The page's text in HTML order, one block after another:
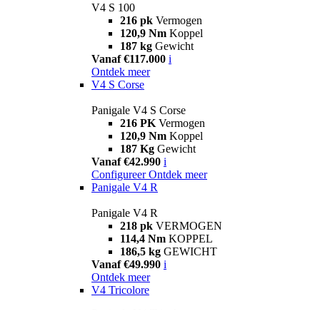
V4 S 100
216 pk Vermogen
120,9 Nm Koppel
187 kg Gewicht
Vanaf €117.000 i
Ontdek meer
V4 S Corse
Panigale V4 S Corse
216 PK Vermogen
120,9 Nm Koppel
187 Kg Gewicht
Vanaf €42.990 i
Configureer Ontdek meer
Panigale V4 R
Panigale V4 R
218 pk VERMOGEN
114,4 Nm KOPPEL
186,5 kg GEWICHT
Vanaf €49.990 i
Ontdek meer
V4 Tricolore